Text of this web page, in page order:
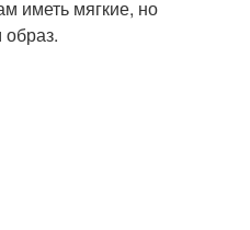
иметь мягкие, но